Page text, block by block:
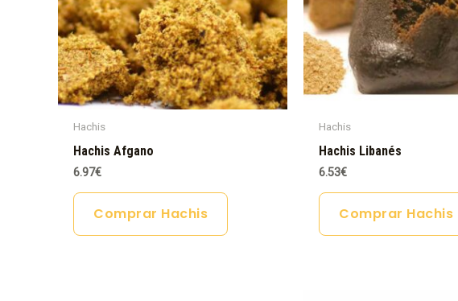
Hachis
Hachis Afgano
6.97€
Comprar Hachis
Hachis
Hachis Libanés
6.53€
Comprar Hachis